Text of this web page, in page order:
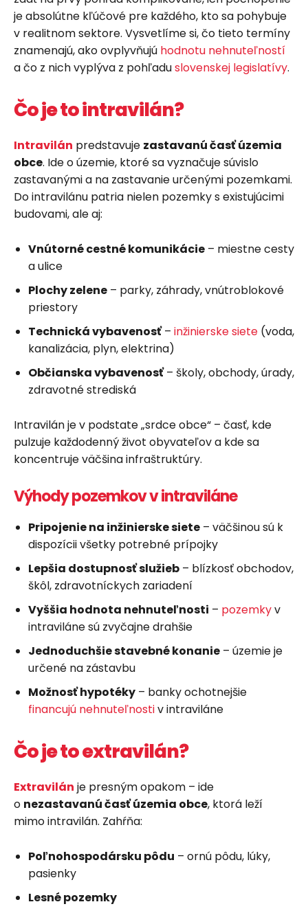
je absolútne kľúčové pre každého, kto sa pohybuje
v realitnom sektore. Vysvetlíme si, čo tieto termíny
znamenajú, ako ovplyvňujú hodnotu nehnuteľností
a čo z nich vyplýva z pohľaduslovenskej legislatívy.
Čo je to intravilán?
Intravilán predstavuje zastavanú časť územia
obce. Ide o územie, ktoré sa vyznačuje súvislo
zastavanými a na zastavanie určenými pozemkami.
Do intravilánu patria nielen pozemky s existujúcimi
budovami, ale aj:
Vnútorné cestné komunikácie – miestne cesty
a ulice
Plochy zelene – parky, záhrady, vnútroblokové
priestory
Technická vybavenosť– inžinierske siete (voda,
kanalizácia, plyn, elektrina)
Občianska vybavenosť– školy, obchody, úrady,
zdravotné strediská
Intravilán je v podstate „srdce obce“ – časť, kde
pulzuje každodenný život obyvateľov a kde sa
koncentruje väčšina infraštruktúry.
Výhody pozemkov v intraviláne
Pripojenie na inžinierske siete – väčšinou sú k
dispozícii všetky potrebné prípojky
Lepšia dostupnosť služieb – blízkosť obchodov,
škôl, zdravotníckych zariadení
Vyššia hodnota nehnuteľnosti – pozemkyv
intraviláne sú zvyčajne drahšie
Jednoduchšie stavebné konanie – územie je
určené na zástavbu
Možnosť hypotéky – banky ochotnejšie
financujú nehnuteľnostiv intraviláne
Čo je to extravilán?
Extravilán je presným opakom – ide
o nezastavanú časť územia obce, ktorá leží
mimo intravilán. Zahŕňa:
Poľnohospodársku pôdu – ornú pôdu, lúky,
pasienky
Lesné pozemky